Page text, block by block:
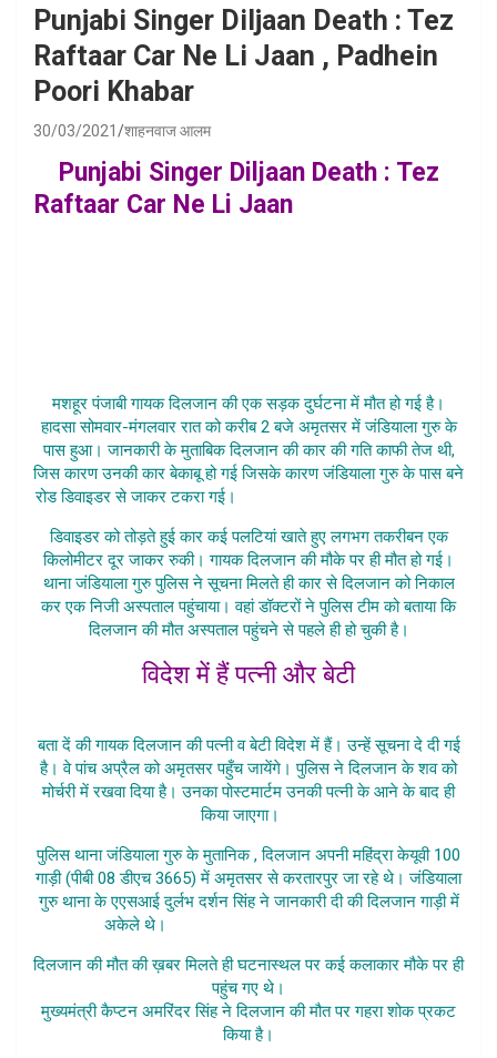
Punjabi Singer Diljaan Death : Tez
Raftaar Car Ne Li Jaan , Padhein
Poori Khabar
30/03/2021 शाहनवाज आलम
Punjabi Singer Diljaan Death : Tez
Raftaar Car Ne Li Jaan, diljaan singer
मशहूर पंजाबी गायक दिलजान की एक सड़क दुर्घटना में मौत हो गई है।
हादसा सोमवार-मंगलवार रात को करीब 2 बजे अमृतसर में जंडियाला गुरु के
पास हुआ। जानकारी के मुताबिक दिलजान की कार की गति काफी तेज थी,
जिस कारण उनकी कार बेकाबू हो गई जिसके कारण जंडियाला गुरु के पास बने
रोड डिवाइडर से जाकर टकरा गई।
डिवाइडर को तोड़ते हुई कार कई पलटियां खाते हुए लगभग तकरीबन एक
किलोमीटर दूर जाकर रुकी। गायक दिलजान की मौके पर ही मौत हो गई।
थाना जंडियाला गुरु पुलिस ने सूचना मिलते ही कार से दिलजान को निकाल
कर एक निजी अस्पताल पहुंचाया। वहां डॉक्टरों ने पुलिस टीम को बताया कि
दिलजान की मौत अस्पताल पहुंचने से पहले ही हो चुकी है।
विदेश में हैं पत्नी और बेटी
बता दें की गायक दिलजान की पत्नी व बेटी विदेश में हैं। उन्हें सूचना दे दी गई
है। वे पांच अप्रैल को अमृतसर पहुँच जायेंगे। पुलिस ने दिलजान के शव को
मोर्चरी में रखवा दिया है। उनका पोस्टमार्टम उनकी पत्नी के आने के बाद ही
किया जाएगा।
पुलिस थाना जंडियाला गुरु के मुतानिक , दिलजान अपनी महिंद्रा केयूवी 100
गाड़ी (पीबी 08 डीएच 3665) में अमृतसर से करतारपुर जा रहे थे। जंडियाला
गुरु थाना के एएसआई दुर्लभ दर्शन सिंह ने जानकारी दी की दिलजान गाड़ी में
अकेले थे।
दिलजान की मौत की ख़बर मिलते ही घटनास्थल पर कई कलाकार मौके पर ही
पहुंच गए थे।
मुख्यमंत्री कैप्टन अमरिंदर सिंह ने दिलजान की मौत पर गहरा शोक प्रकट
किया है।